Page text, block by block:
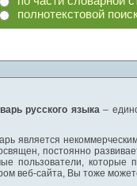
полнотекстовой
русского языка–
является
постоянно
пользователи, которые
веб-сайта, Вы тоже